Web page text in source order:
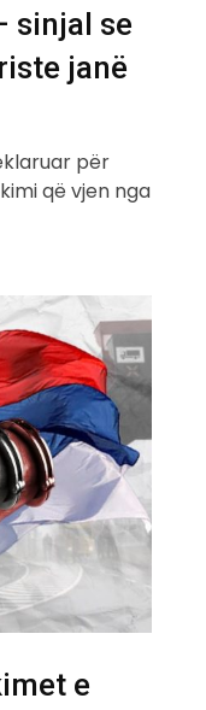
sinjal se
janë
për
që vjen nga
e